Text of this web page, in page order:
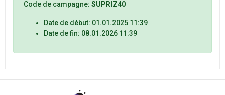
Code de campagne: SUPRIZ40
Date de début: 01.01.2025 11:39
Date de fin: 08.01.2026 11:39